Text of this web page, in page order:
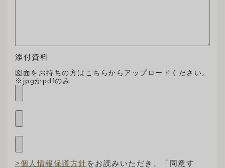
添付資料
図面をお持ちの方はこちらからアップロードください。
※jpgかpdfのみ
>個人情報保護方針 をお読みいただき、「同意す